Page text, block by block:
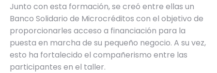
Junto con esta formación, se creó entre ellas un
Banco Solidario de Microcréditos con el objetivo de
proporcionarles acceso a financiación para la
puesta en marcha de su pequeño negocio. A su vez,
esto ha fortalecido el compañerismo entre las
participantes en el taller.